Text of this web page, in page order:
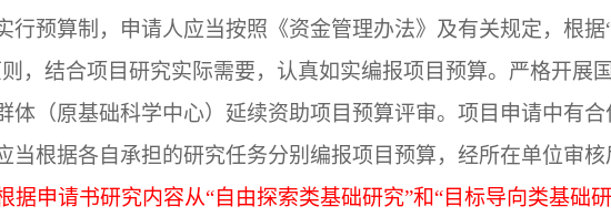
行预算制，申请人应当按照《资金管理办法》及有关规定，根
，结合项目研究实际需要，认真如实编报项目预算。严格开展
体（原基础科学中心）延续资助项目预算评审。项目申请中有
当根据各自承担的研究任务分别编报项目预算，经所在单位审核
据申请书研究内容从“自由探索类基础研究”和“目标导向类基础